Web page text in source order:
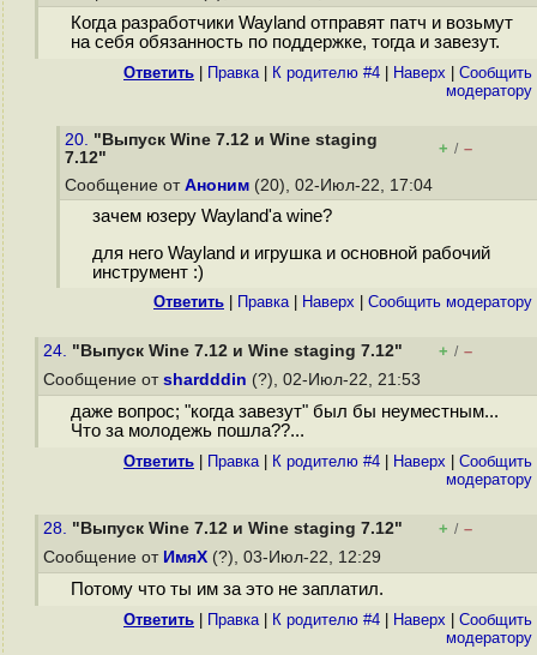
Когда разработчики Wayland отправят патч и возьмут
на себя обязанность по поддержке, тогда и завезут.
Ответить Правка| К родителю #4 Наверх
Cообщить
модератору
20. "Выпуск Wine 7.12 и Wine staging
7.12"
+ / –
Сообщение от Аноним (20), 02-Июл-22, 17:04
зачем юзеру Wayland'а wine?
для него Wayland и игрушка и основной рабочий
инструмент :)
Ответить Правка| Наверх Cообщить модератору
24. "Выпуск Wine 7.12 и Wine staging 7.12" + / –
Сообщение от shardddin (?), 02-Июл-22, 21:53
даже вопрос; "когда завезут" был бы неуместным...
Что за молодежь пошла??...
Ответить Правка| К родителю #4 Наверх
Cообщить
модератору
28. "Выпуск Wine 7.12 и Wine staging 7.12" + / –
Сообщение от ИмяХ (?), 03-Июл-22, 12:29
Потому что ты им за это не заплатил.
Ответить Правка| К родителю #4 Наверх
Cообщить
модератору